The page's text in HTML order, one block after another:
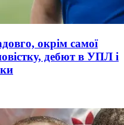
окрім самої
дебют в УПЛ і